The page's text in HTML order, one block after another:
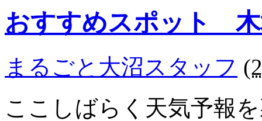
おすすめスポット 木
まるごと大沼スタッフ (
ここしばらく天気予報